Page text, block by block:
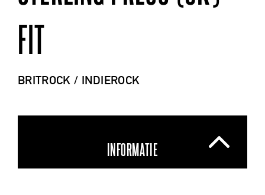
FIT
BRITROCK / INDIEROCK
INFORMATIE